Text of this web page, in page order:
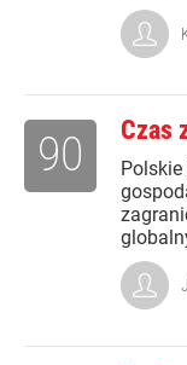
Czas
90